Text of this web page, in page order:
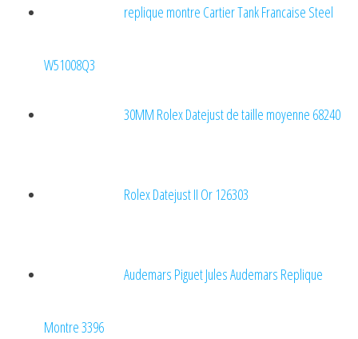
replique montre Cartier Tank Francaise Steel
W51008Q3
30MM Rolex Datejust de taille moyenne 68240
Rolex Datejust II Or 126303
Audemars Piguet Jules Audemars Replique
Montre 3396